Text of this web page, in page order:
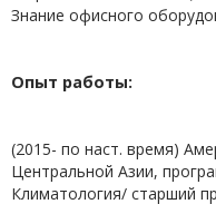
Знание офисного
Опыт работы:
(2015- по наст. время)
Центральной Азии,
Климатология/ старший